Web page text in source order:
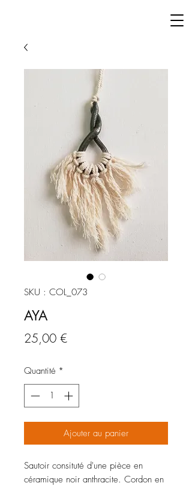
SKU : COL_073
AYA
25,00 €Prix
Quantité *
Ajouter au panier
Sautoir consituté d'une pièce en
céramique noir anthracite. Cordon en